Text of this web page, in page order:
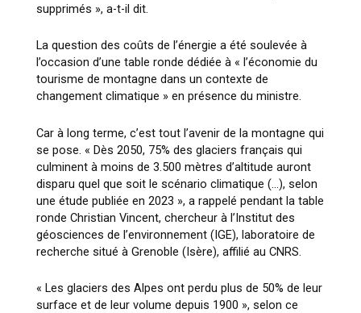
supprimés », a-t-il dit.
La question des coûts de l’énergie a été soulevée à
l’occasion d’une table ronde dédiée à « l’économie du
tourisme de montagne dans un contexte de
changement climatique » en présence du ministre.
Car à long terme, c’est tout l’avenir de la montagne qui
se pose. « Dès 2050, 75% des glaciers français qui
culminent à moins de 3.500 mètres d’altitude auront
disparu quel que soit le scénario climatique (…), selon
une étude publiée en 2023 », a rappelé pendant la table
ronde Christian Vincent, chercheur à l’Institut des
géosciences de l’environnement (IGE), laboratoire de
recherche situé à Grenoble (Isère), affilié au CNRS.
« Les glaciers des Alpes ont perdu plus de 50% de leur
surface et de leur volume depuis 1900 », selon ce